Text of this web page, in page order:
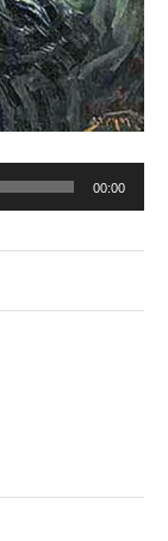
00:00